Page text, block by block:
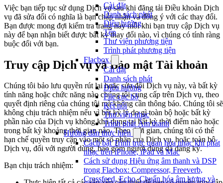
Cài đặt
Danh sách phát
Điều hướng
Tệp
Thư viện phương tiện
Trình phát phương tiện
Flacbox
Cài đặt
Danh sách phát
Điều hướng
File cục bộ
Kết nối
Thư viện nhạc
Trình phát Âm thanh
Hướng dẫn thực hiện
Cách bật Trình trực quan hóa nhạc khi phát
nhạc trên iPhone, iPad và Mac
Cách sử dụng Hiệu ứng âm thanh và DSP
trong Flacbox: Compressor, Freeverb,
Crossfeed, Echo, Chuẩn hóa âm lượng và
Việc bạn tiếp tục sử dụng Dịch vụ sau khi đăng tải Điều khoản Dịch
vụ đã sửa đổi có nghĩa là bạn chấp nhận và đồng ý với các thay đổi.
Bạn được mong đợi kiểm tra trang này mỗi khi bạn truy cập Dịch vụ
này để bạn nhận biết được bất kỳ thay đổi nào, vì chúng có tính ràng
buộc đối với bạn.
Truy cập Dịch vụ và Bảo mật Tài khoản
Chúng tôi bảo lưu quyền rút lại hoặc sửa đổi Dịch vụ này, và bất kỳ
tính năng hoặc chức năng nào chúng tôi cung cấp trên Dịch vụ, theo
quyết định riêng của chúng tôi mà không cần thông báo. Chúng tôi sẽ
không chịu trách nhiệm nếu vì bất kỳ lý do gì toàn bộ hoặc bất kỳ
phần nào của Dịch vụ không khả dụng tại bất kỳ thời điểm nào hoặc
trong bất kỳ khoảng thời gian nào. Theo thời gian, chúng tôi có thể
hạn chế quyền truy cập vào một số phần của Dịch vụ, hoặc toàn bộ
Dịch vụ, đối với người dùng, bao gồm người dùng đã đăng ký.
Bạn chịu trách nhiệm: